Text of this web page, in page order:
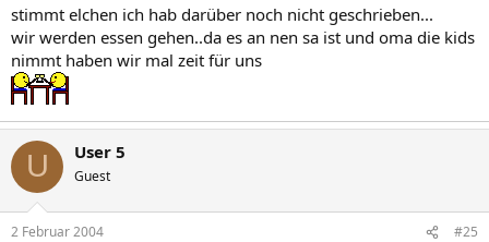
stimmt elchen ich hab darüber noch nicht geschrieben...
wir werden essen gehen..da es an nen sa ist und oma die kids
nimmt haben wir mal zeit für uns
U User 5
Guest
2 Februar 2004 #25